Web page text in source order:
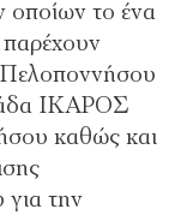
οποίων το ένα
Πελοποννήσου
ΙΚΑΡΟΣ
καθώς και
την